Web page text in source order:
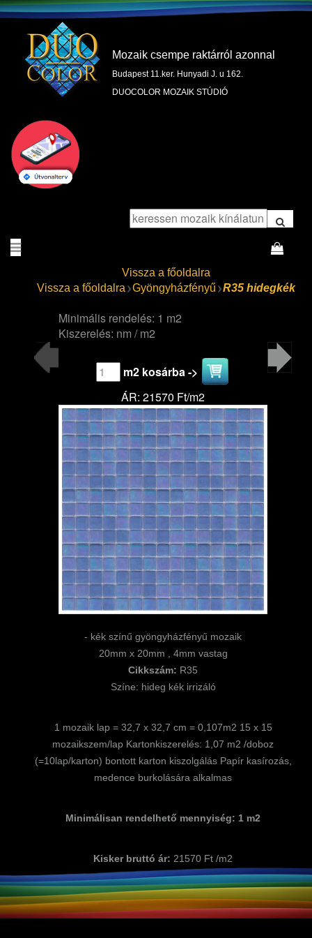
Mozaik csempe raktárról azonnal
Budapest 11.ker. Hunyadi J. u 162.
DUOCOLOR MOZAIK STÚDIÓ
Vissza a főoldalra
Vissza a főoldalra
Gyöngyházfényű R35 hidegkék
Minimális rendelés: 1 m2
Kiszerelés: nm / m2
m2 kosárba ->
ÁR: 21570 Ft/m2
- kék színű gyöngyházfényű mozaik
20mm x 20mm , 4mm vastag
Cikkszám: R35
Színe: hideg kék irrizáló
1 mozaik lap = 32,7 x 32,7 cm = 0,107m2 15 x 15
mozaikszem/lap Kartonkiszerelés: 1,07 m2 /doboz
(=10lap/karton) bontott karton kiszolgálás Papír kasírozás,
medence burkolására alkalmas
Minimálisan rendelhető mennyiség: 1 m2
Kisker bruttó ár: 21570 Ft /m2